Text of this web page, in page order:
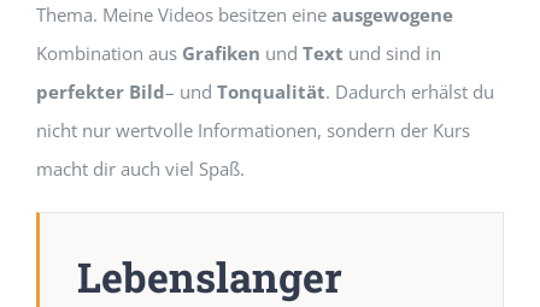
Thema. Meine Videos besitzen eine ausgewogene
Kombination aus Grafiken und Text und sind in
perfekter Bild– und Tonqualität. Dadurch erhälst du
nicht nur wertvolle Informationen, sondern der Kurs
macht dir auch viel Spaß.
Lebenslanger